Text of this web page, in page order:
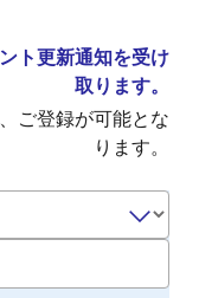
ト更新通知を受け
取ります。
ご登録が可能とな
ります。